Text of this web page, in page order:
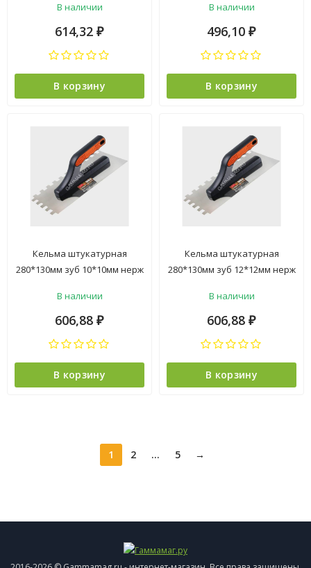
арт.1401200 PQT *1/12
В наличии
614,32 ₽
В корзину
арт.1401100 T4P *1/12/60
В наличии
496,10 ₽
В корзину
Кельма штукатурная
280*130мм зуб 10*10мм нерж
арт.680-010 DECOR *1/11/44
В наличии
606,88 ₽
В корзину
Кельма штукатурная
280*130мм зуб 12*12мм нерж
арт.680-012 DECOR *1/11/44
В наличии
606,88 ₽
В корзину
1 2 ... 5 →